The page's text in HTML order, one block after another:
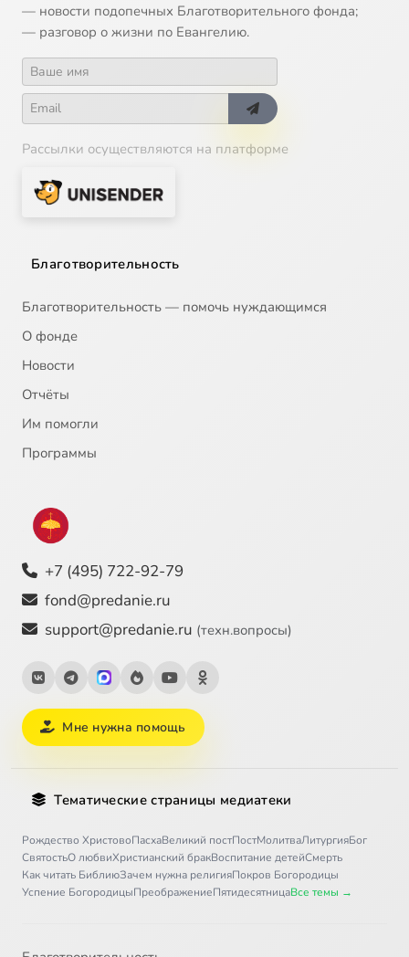
— новости подопечных Благотворительного фонда;
— разговор о жизни по Евангелию.
Рассылки осуществляются на платформе
Благотворительность
Благотворительность — помочь нуждающимся
О фонде
Новости
Отчёты
Им помогли
Программы
+7 (495) 722-92-79
fond@predanie.ru
support@predanie.ru (техн.вопросы)
Мне нужна помощь
Тематические страницы медиатеки
Рождество ХристовоПасхаВеликий постПостМолитваЛитургияБог
СвятостьО любвиХристианский бракВоспитание детейСмерть
Как читать БиблиюЗачем нужна религияПокров Богородицы
Успение БогородицыПреображениеПятидесятницаВсе темы →